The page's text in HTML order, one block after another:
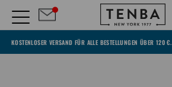
KOSTENLOSER VERSAND FÜR ALLE BESTELLUNGEN ÜBER 120 €.